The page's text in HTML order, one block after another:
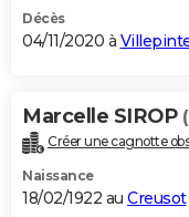
Décès
04/11/2020 à
Marcelle SIROP
Créer une cagnotte
Naissance
18/02/1922 au Creusot